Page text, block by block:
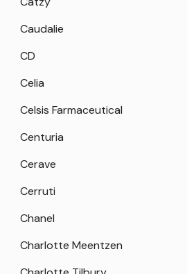
Caudalie
CD
Celia
Celsis Farmaceutical
Centuria
Cerave
Cerruti
Chanel
Charlotte Meentzen